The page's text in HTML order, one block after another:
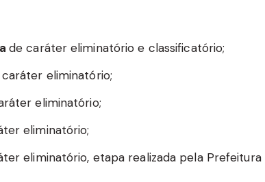
de caráter eliminatório e classificatório;
eliminatório;
eliminatório;
eliminatório;
eliminatório, etapa realizada pela Prefeitura